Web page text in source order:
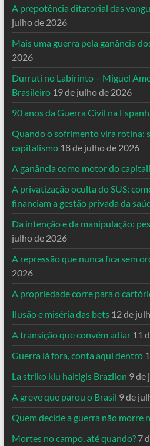
A prepotência ditatorial das
julho de 2026
Mais uma guerra pela ganância
2026
Durruti no Labirinto – Miguel
Brasileiro 19 de julho de 2026
90 anos da Guerra Civil na
Quando o sofrimento vira rotina:
capitalismo 18 de julho de 2026
A ganância como motor do
A privatização oculta do SUS:
financiam a gestão privada da
Da intenção e da manipulação:
julho de 2026
A repressão que nunca fica sem
2026
A propriedade corre para o
Ilusão e miséria das bets 12 de
A transição que convém adiar 11
Guerra lá fora, conta aqui dentro
La striko kiu haltigis Brazilon 9 de
A greve que parou o Brasil 9 de
Quem decide a guerra não morre
Mortes no campo, até quando? 7